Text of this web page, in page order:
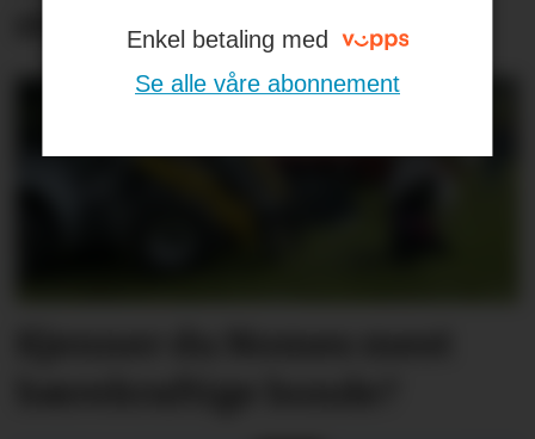
Enkel betaling med
Se alle våre abonnement
strømløse i Helgen